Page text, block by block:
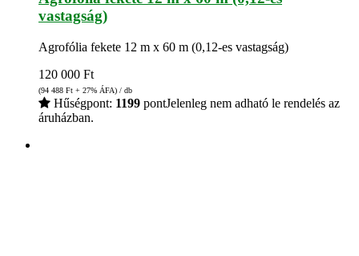
vastagság)
Agrofólia fekete 12 m x 60 m (0,12-es vastagság)
120 000 Ft
(94 488 Ft + 27% ÁFA) / db
Hűségpont: 1199 pontJelenleg nem adható le rendelés az
áruházban.